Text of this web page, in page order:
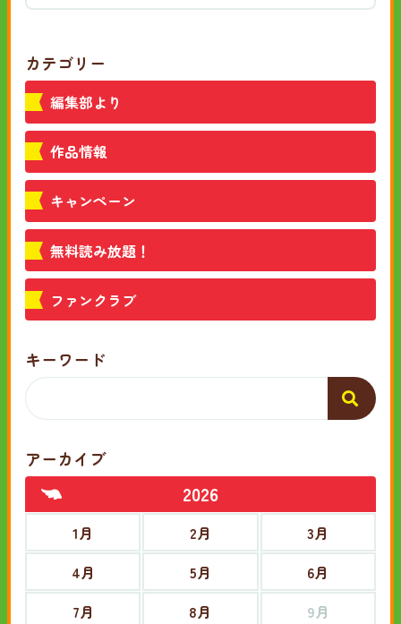
カテゴリー
編集部より
作品情報
キャンペーン
無料読み放題！
ファンクラブ
キーワード
アーカイブ
2026
1月 2月
3月
4月
5月
6月
7月
8月
9月